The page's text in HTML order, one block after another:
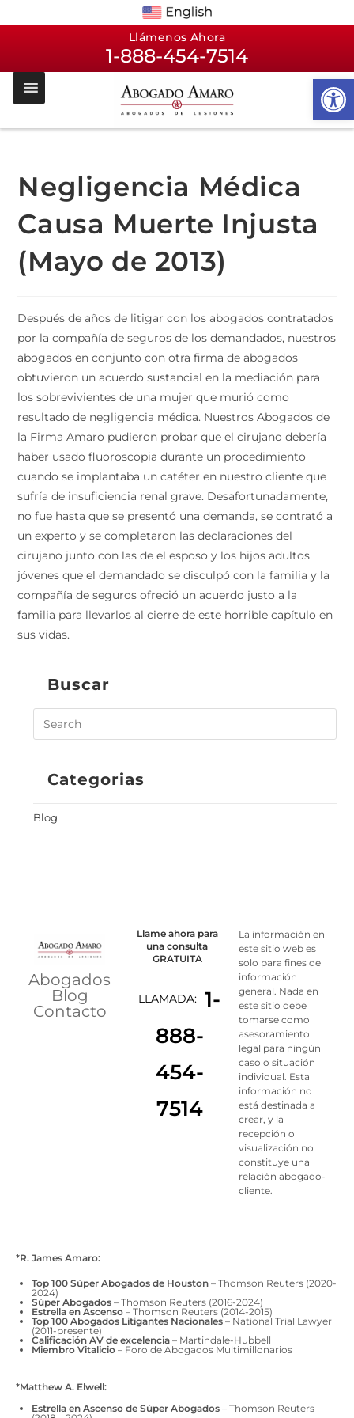
Llámenos Ahora
1-888-454-7514
Negligencia Médica
Causa Muerte Injusta
(Mayo de 2013)
Después de años de litigar con los abogados contratados
por la compañía de seguros de los demandados, nuestros
abogados en conjunto con otra firma de abogados
obtuvieron un acuerdo sustancial en la mediación para
los sobrevivientes de una mujer que murió como
resultado de negligencia médica. Nuestros Abogados de
la Firma Amaro pudieron probar que el cirujano debería
haber usado fluoroscopia durante un procedimiento
cuando se implantaba un catéter en nuestro cliente que
sufría de insuficiencia renal grave. Desafortunadamente,
no fue hasta que se presentó una demanda, se contrató a
un experto y se completaron las declaraciones del
cirujano junto con las de el esposo y los hijos adultos
jóvenes que el demandado se disculpó con la familia y la
compañía de seguros ofreció un acuerdo justo a la
familia para llevarlos al cierre de este horrible capítulo en
sus vidas.
Buscar
Categorias
Blog
Abogados
Blog
Contacto
Llame ahora para
una consulta
GRATUITA
LLAMADA: 1-
888-
454-
7514
La información en
este sitio web es
solo para fines de
información
general. Nada en
este sitio debe
tomarse como
asesoramiento
legal para ningún
caso o situación
individual. Esta
información no
está destinada a
crear, y la
recepción o
visualización no
constituye una
relación abogado-
cliente.
*R. James Amaro:
Top 100 Súper Abogados de Houston – Thomson Reuters (2020-
2024)
Súper Abogados – Thomson Reuters (2016-2024)
Estrella en Ascenso – Thomson Reuters (2014-2015)
Top 100 Abogados Litigantes Nacionales – National Trial Lawyer
(2011-presente)
Calificación AV de excelencia – Martindale-Hubbell
Miembro Vitalicio – Foro de Abogados Multimillonarios
*Matthew A. Elwell:
Estrella en Ascenso de Súper Abogados – Thomson Reuters